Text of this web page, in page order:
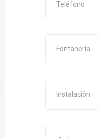
Fontanería
Instalación